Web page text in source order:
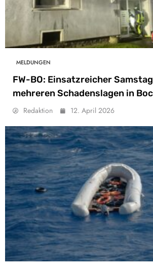
MELDUNGEN
FW-BO: Einsatzreicher
mehreren Schadenslagen in
Redaktion 12. April 2026